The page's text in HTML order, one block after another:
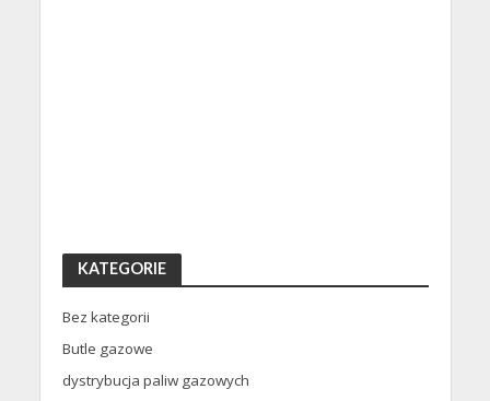
KATEGORIE
Bez kategorii
Butle gazowe
dystrybucja paliw gazowych